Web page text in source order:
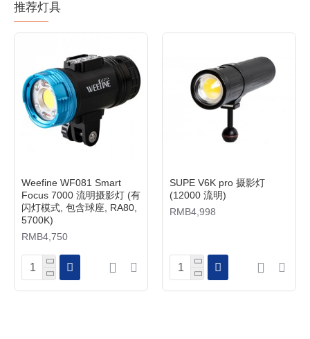
推荐灯具
Weefine WF081 Smart
Focus 7000 流明摄影灯 (有
闪灯模式, 包含球座, RA80,
5700K)
RMB4,750
SUPE V6K pro 摄影灯
(12000 流明)
RMB4,998